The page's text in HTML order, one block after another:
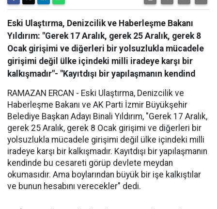
Eski Ulaştırma, Denizcilik ve Haberleşme Bakanı
Yıldırım: "Gerek 17 Aralık, gerek 25 Aralık, gerek 8
Ocak girişimi ve diğerleri bir yolsuzlukla mücadele
girişimi değil ülke içindeki milli iradeye karşı bir
kalkışmadır"- "Kayıtdışı bir yapılaşmanın kendind
RAMAZAN ERCAN - Eski Ulaştırma, Denizcilik ve
Haberleşme Bakanı ve AK Parti İzmir Büyükşehir
Belediye Başkan Adayı Binali Yıldırım, "Gerek 17 Aralık,
gerek 25 Aralık, gerek 8 Ocak girişimi ve diğerleri bir
yolsuzlukla mücadele girişimi değil ülke içindeki milli
iradeye karşı bir kalkışmadır. Kayıtdışı bir yapılaşmanın
kendinde bu cesareti görüp devlete meydan
okumasıdır. Ama boylarından büyük bir işe kalkıştılar
ve bunun hesabını verecekler" dedi.